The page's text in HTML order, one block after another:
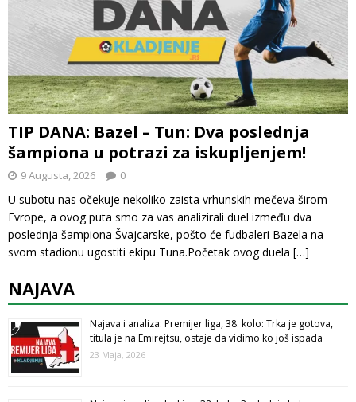
TIP DANA: Bazel – Tun: Dva poslednja
šampiona u potrazi za iskupljenjem!
9 Augusta, 2026 0
U subotu nas očekuje nekoliko zaista vrhunskih mečeva širom
Evrope, a ovog puta smo za vas analizirali duel između dva
poslednja šampiona Švajcarske, pošto će fudbaleri Bazela na
svom stadionu ugostiti ekipu Tuna.Početak ovog duela […]
NAJAVA
Najava i analiza: Premijer liga, 38. kolo: Trka je gotova,
titula je na Emirejtsu, ostaje da vidimo ko još ispada
23 Maja, 2026